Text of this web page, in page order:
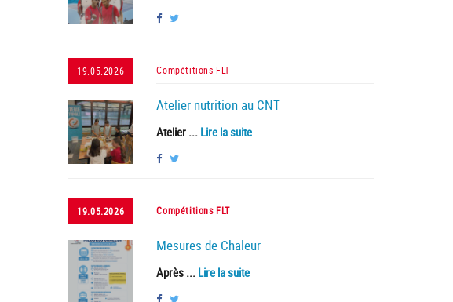
19.05.2026 Compétitions FLT
Atelier nutrition au CNT
Atelier ... Lire la suite
19.05.2026 Compétitions FLT
Mesures de Chaleur
Après ... Lire la suite